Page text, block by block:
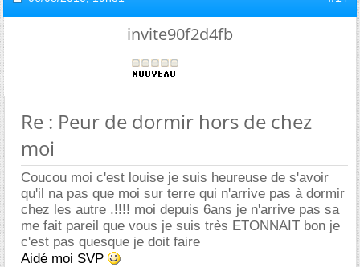
invite90f2d4fb
Re : Peur de dormir hors de chez
moi
Coucou moi c'est louise je suis heureuse de s'avoir
qu'il na pas que moi sur terre qui n'arrive pas à dormir
chez les autre .!!!! moi depuis 6ans je n'arrive pas sa
me fait pareil que vous je suis très ETONNAIT bon je
c'est pas quesque je doit faire
Aidé moi SVP